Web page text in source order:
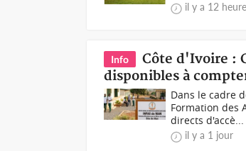
il y a 12
Info
Côte d'Ivoire :
disponibles à
Dans le cadre
Formation des
directs d'accè...
il y a 1 jour